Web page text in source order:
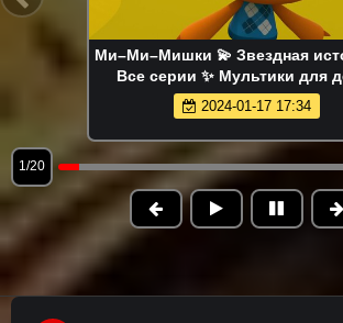
Ми–Ми–Мишки 💫 Звездная
Все серии ✨ Мультики для
2024-01-17 17:34
1/20